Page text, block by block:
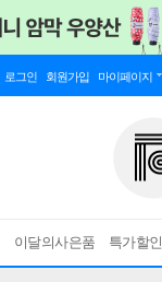
로그인 회원가입 마이페이지
이달의사은품 특가할인